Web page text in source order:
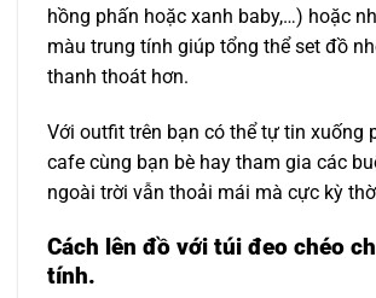
hồng phấn hoặc xanh baby,…) hoặc
màu trung tính giúp tổng thể set đồ
thanh thoát hơn.
Với outfit trên bạn có thể tự tin xuống
cafe cùng bạn bè hay tham gia các
ngoài trời vẫn thoải mái mà cực kỳ
Cách lên đồ với túi đeo chéo
tính.